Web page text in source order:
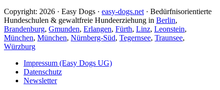
Copyright: 2026 · Easy Dogs · easy-dogs.net · Bedürfnisorientierte
Hundeschulen & gewaltfreie Hundeerziehung in Berlin,
Brandenburg, Gmunden, Erlangen, Fürth, Linz, Leonstein,
München, München, Nürnberg-Süd, Tegernsee, Traunsee,
Würzburg
Impressum (Easy Dogs UG)
Datenschutz
Newsletter